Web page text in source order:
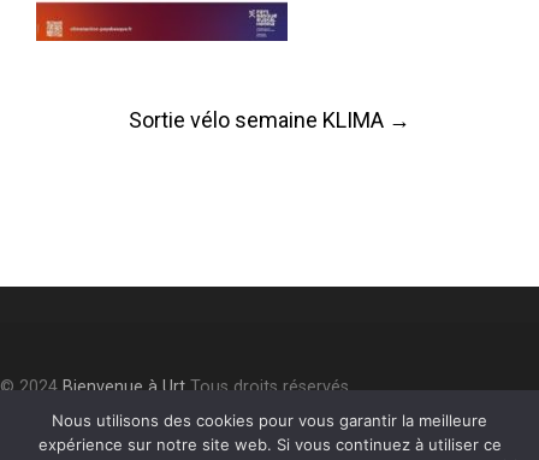
Sortie vélo semaine KLIMA →
© 2024Bienvenue à UrtTous droits réservés.
Accessibilité ⎮Plan du site⎮ Mentions légales ⎮Politique de
confidentialité
Nous utilisons des cookies pour vous garantir la meilleure
expérience sur notre site web. Si vous continuez à utiliser ce